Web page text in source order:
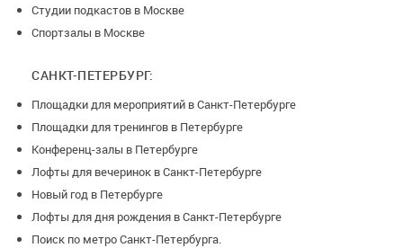
Студии подкастов в Москве
Спортзалы в Москве
САНКТ-ПЕТЕРБУРГ:
Площадки для мероприятий в Санкт-Петербурге
Площадки для тренингов в Петербурге
Конференц-залы в Петербурге
Лофты для вечеринок в Санкт-Петербурге
Новый год в Петербурге
Лофты для дня рождения в Санкт-Петербурге
Поиск по метро Санкт-Петербурга.